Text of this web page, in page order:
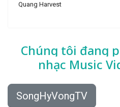
Quang Harvest
Chúng tôi đang
nhạc Music
SongHyVongTV